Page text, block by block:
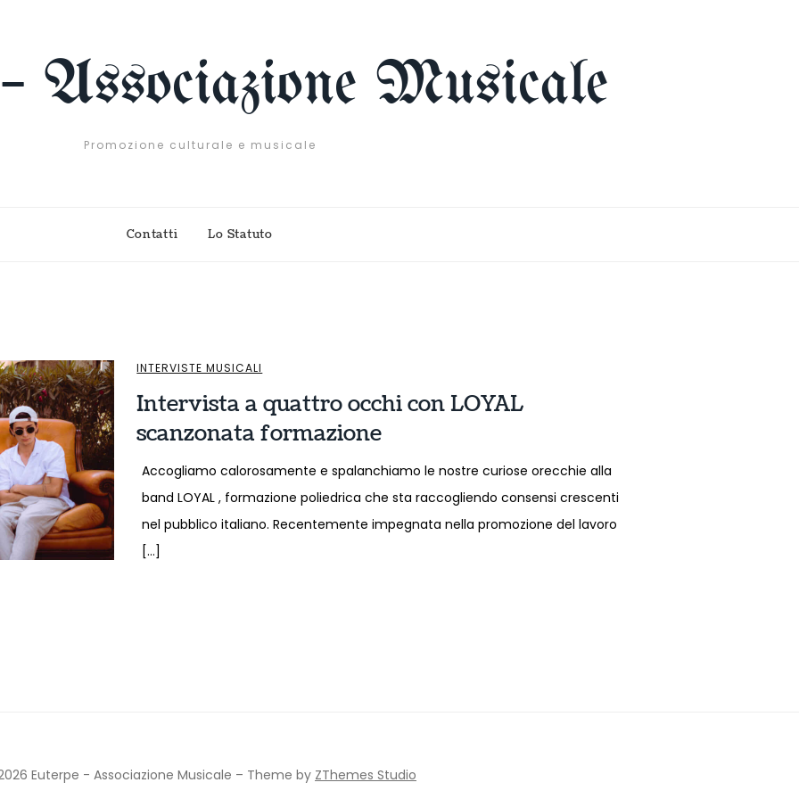
Associazione Musicale
Promozione culturale e musicale
Contatti Lo Statuto
INTERVISTE MUSICALI
Intervista a quattro occhi con LOYAL
scanzonata formazione
Accogliamo calorosamente e spalanchiamo le nostre curiose orecchie alla
band LOYAL , formazione poliedrica che sta raccogliendo consensi crescenti
nel pubblico italiano. Recentemente impegnata nella promozione del lavoro
[…]
Euterpe - Associazione Musicale – Theme by ZThemes Studio